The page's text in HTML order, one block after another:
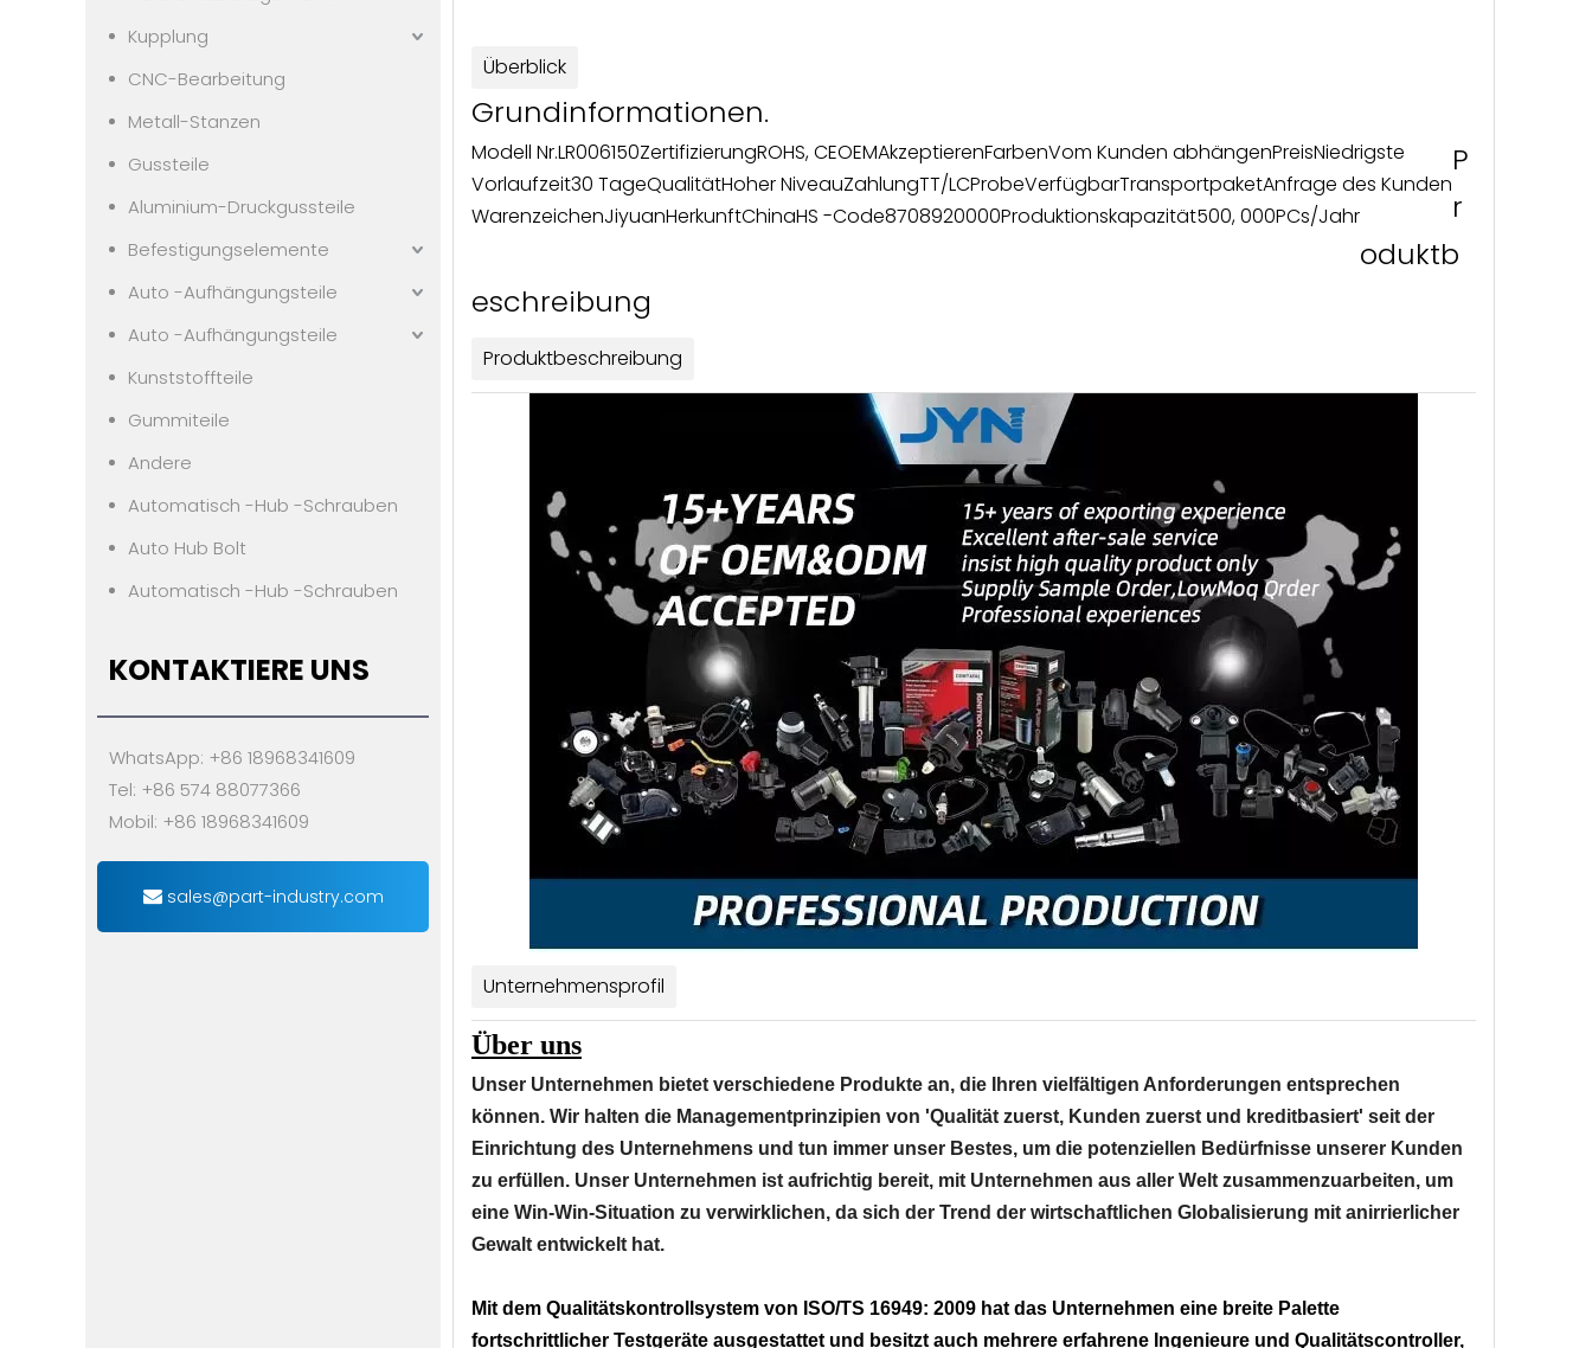
Kupplung
CNC-Bearbeitung
Metall-Stanzen
Gussteile
Aluminium-Druckgussteile
Befestigungselemente
Auto -Aufhängungsteile
Auto -Aufhängungsteile
Kunststoffteile
Gummiteile
Andere
Automatisch -Hub -Schrauben
Auto Hub Bolt
Automatisch -Hub -Schrauben
KONTAKTIERE UNS
WhatsApp: +86 18968341609
Tel: +86 574 88077366
Mobil: +86 18968341609
sales@part-industry.com
Überblick
Grundinformationen.
Modell Nr.LR006150ZertifizierungROHS, CEOEMAkzeptierenFarbenVom Kunden abhängenPreisNiedrigste
Vorlaufzeit30 TageQualitätHoher NiveauZahlungTT/LCProbeVerfügbarTransportpaketAnfrage des Kunden
WarenzeichenJiyuanHerkunftChinaHS -Code8708920000Produktionskapazität500, 000PCs/Jahr
P
r
oduktb
eschreibung
Produktbeschreibung
Unternehmensprofil
Über uns
Unser Unternehmen bietet verschiedene Produkte an, die Ihren vielfältigen Anforderungen entsprechen
können. Wir halten die Managementprinzipien von 'Qualität zuerst, Kunden zuerst und kreditbasiert' seit der
Einrichtung des Unternehmens und tun immer unser Bestes, um die potenziellen Bedürfnisse unserer Kunden
zu erfüllen. Unser Unternehmen ist aufrichtig bereit, mit Unternehmen aus aller Welt zusammenzuarbeiten, um
eine Win-Win-Situation zu verwirklichen, da sich der Trend der wirtschaftlichen Globalisierung mit anirrierlicher
Gewalt entwickelt hat.
Mit dem Qualitätskontrollsystem von ISO/TS 16949: 2009 hat das Unternehmen eine breite Palette
fortschrittlicher Testgeräte ausgestattet und besitzt auch mehrere erfahrene Ingenieure und Qualitätscontroller,